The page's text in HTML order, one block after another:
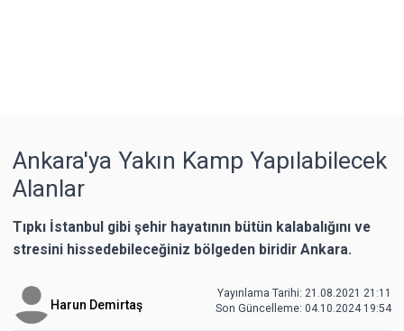
Ankara'ya Yakın Kamp Yapılabilecek
Alanlar
Tıpkı İstanbul gibi şehir hayatının bütün kalabalığını ve
stresini hissedebileceğiniz bölgeden biridir Ankara.
Harun Demirtaş
Yayınlama Tarihi: 21.08.2021 21:11
Son Güncelleme: 04.10.2024 19:54